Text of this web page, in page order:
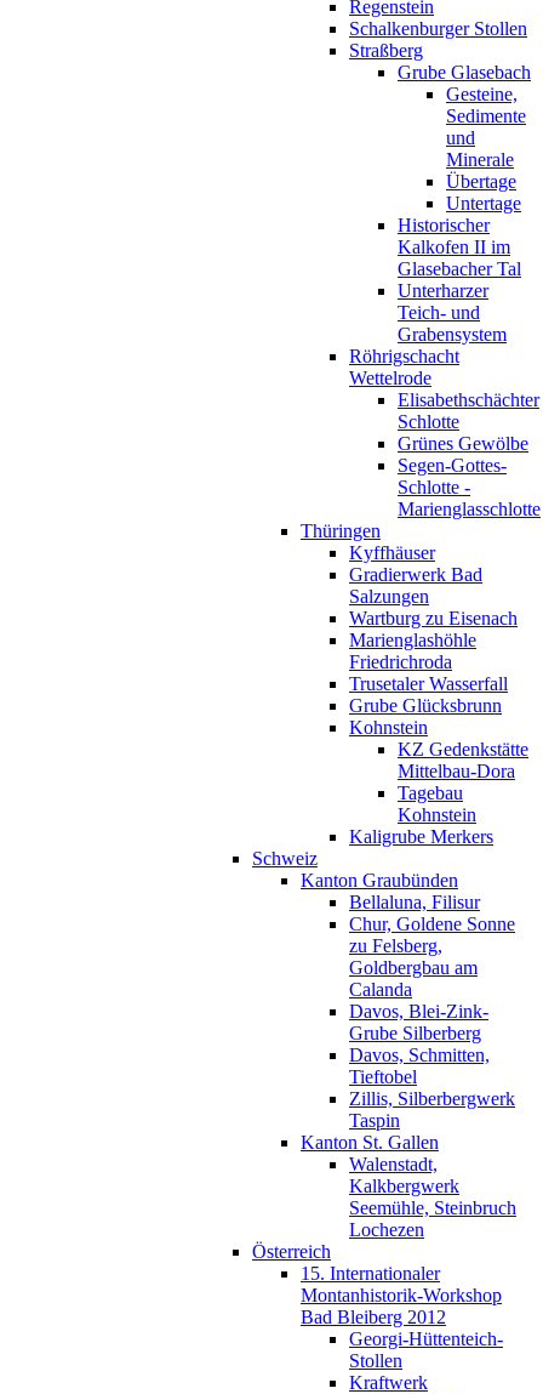
Regenstein
Schalkenburger Stollen
Straßberg
Grube Glasebach
Gesteine,
Sedimente
und
Minerale
Übertage
Untertage
Historischer
Kalkofen II im
Glasebacher Tal
Unterharzer
Teich- und
Grabensystem
Röhrigschacht
Wettelrode
Elisabethschächter
Schlotte
Grünes Gewölbe
Segen-Gottes-
Schlotte -
Marienglasschlotte
Thüringen
Kyffhäuser
Gradierwerk Bad
Salzungen
Wartburg zu Eisenach
Marienglashöhle
Friedrichroda
Trusetaler Wasserfall
Grube Glücksbrunn
Kohnstein
KZ Gedenkstätte
Mittelbau-Dora
Tagebau
Kohnstein
Kaligrube Merkers
Schweiz
Kanton Graubünden
Bellaluna, Filisur
Chur, Goldene Sonne
zu Felsberg,
Goldbergbau am
Calanda
Davos, Blei-Zink-
Grube Silberberg
Davos, Schmitten,
Tieftobel
Zillis, Silberbergwerk
Taspin
Kanton St. Gallen
Walenstadt,
Kalkbergwerk
Seemühle, Steinbruch
Lochezen
Österreich
15. Internationaler
Montanhistorik-Workshop
Bad Bleiberg 2012
Georgi-Hüttenteich-
Stollen
Kraftwerk